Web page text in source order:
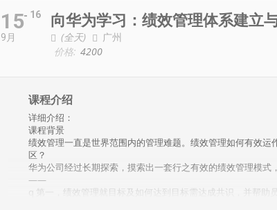
15
9月
16 向华为学习：绩效管理体系建立
(全天)
广州
价格: 4200
课程介绍
详细介绍：
课程背景
绩效管理一直是世界范围内的管理难题。绩效管理如何有效
区？
华为公司经过长期探索，摸索出一套行之有效的绩效管理模
——
q 第一，绩效管理就目标及如何达到目标需达成共识，并帮助